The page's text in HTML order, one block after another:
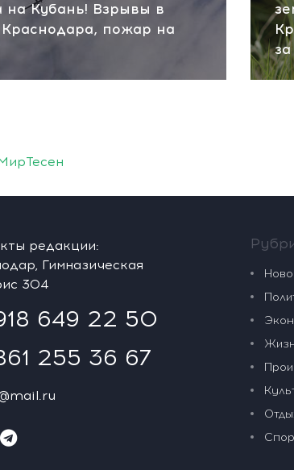
на Кубань! Взрывы в
Краснодара, пожар на
редакции:
Гимназическая
304
649 22 50
255 36 67